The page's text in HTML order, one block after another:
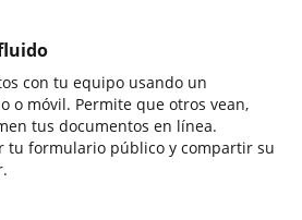
con tu equipo usando un
o móvil. Permite que otros vean,
tus documentos en línea.
tu formulario público y compartir su